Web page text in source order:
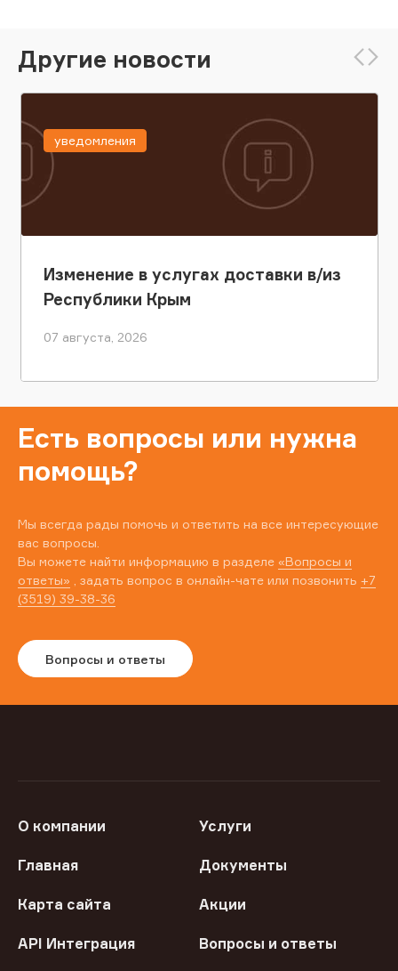
Другие новости
Изменение в услугах доставки в/из
Республики Крым
07 августа, 2026
уведомления
Есть вопросы или нужна
помощь?
Мы всегда рады помочь и ответить на все интересующие
вас вопросы.
Вы можете найти информацию в разделе «Вопросы и
ответы» , задать вопрос в онлайн-чате или позвонить +7
(3519) 39-38-36
Вопросы и ответы
О компании Услуги
Главная Документы
Карта сайта Акции
API Интеграция Вопросы и ответы